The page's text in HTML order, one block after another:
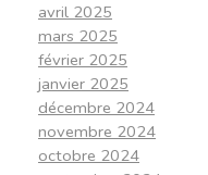
avril 2025
mars 2025
février 2025
janvier 2025
décembre 2024
novembre 2024
octobre 2024